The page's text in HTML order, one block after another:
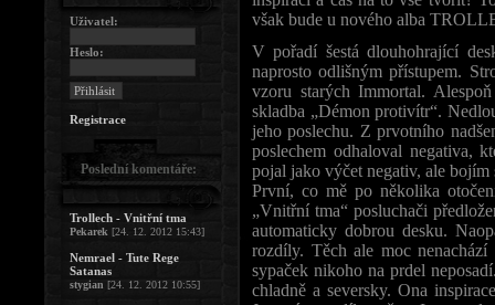
však bude u nového alba
V pořadí šestá dlouhohrající
naprosto odlišným přístupem.
vzoru starých Immortal.
skladba „Démon protivítr“.
jeho poslechu. Z prvotního
poslechem odhaloval negativa,
pojal jako výčet negativ, ale bojím
První, co mě po několika
„Vnitřní tma“ posluchači
automaticky dobrou desku.
rozdíly. Těch ale moc
sypaček nikoho na prdel
chladně a seversky. Ona
Uživatel:
Heslo:
Registrace
Poslední komentáře:
Trollech - Vnitřní tma
Pekarek [24. 12. 2012 15:43]
Nemrael - Tute Rege
Satanas
stygian [24. 12. 2012 10:55]